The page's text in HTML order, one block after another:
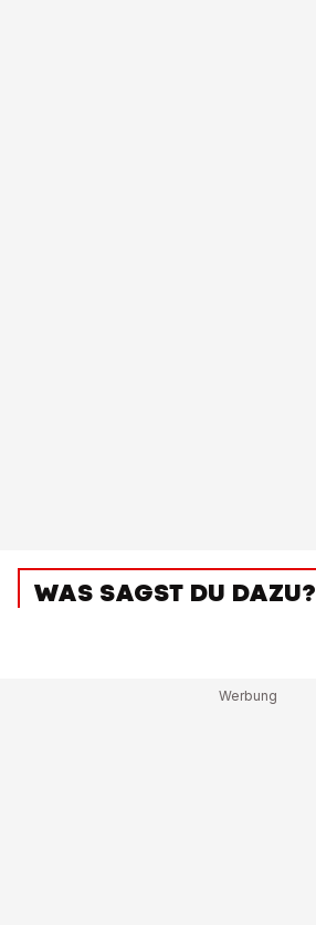
WAS SAGST DU DAZU?